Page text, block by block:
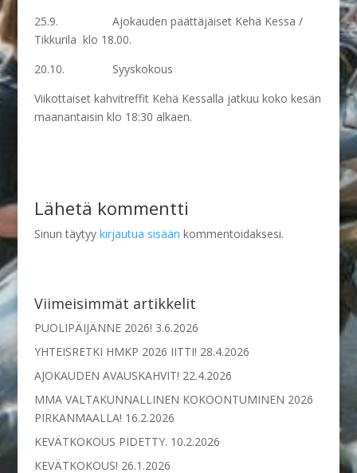
25.9. Ajokauden päättäjäiset Kehä Kessa /
Tikkurila klo 18.00.
20.10. Syyskokous
Viikottaiset kahvitreffit Kehä Kessalla jatkuu koko kesän
maanantaisin klo 18:30 alkaen.
Lähetä kommentti
Sinun täytyy kirjautua sisään kommentoidaksesi.
Viimeisimmät artikkelit
PUOLIPÄIJÄNNE 2026! 3.6.2026
YHTEISRETKI HMKP 2026 IITTI! 28.4.2026
AJOKAUDEN AVAUSKAHVIT! 22.4.2026
MMA VALTAKUNNALLINEN KOKOONTUMINEN 2026
PIRKANMAALLA! 16.2.2026
KEVÄTKOKOUS PIDETTY. 10.2.2026
KEVÄTKOKOUS! 26.1.2026